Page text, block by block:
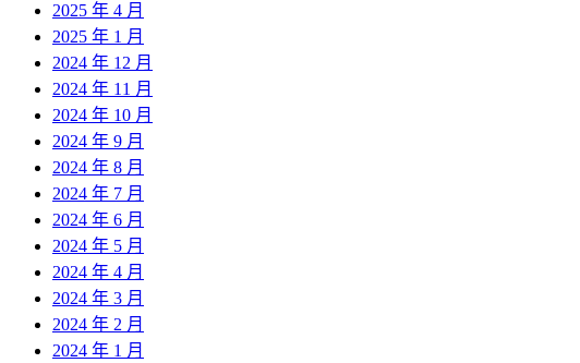
2025 年 4 月
2025 年 1 月
2024 年 12 月
2024 年 11 月
2024 年 10 月
2024 年 9 月
2024 年 8 月
2024 年 7 月
2024 年 6 月
2024 年 5 月
2024 年 4 月
2024 年 3 月
2024 年 2 月
2024 年 1 月